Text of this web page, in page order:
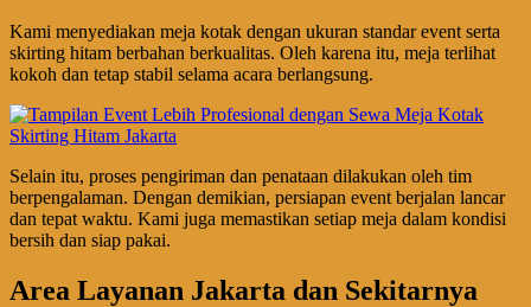
Kami menyediakan meja kotak dengan ukuran standar event serta
skirting hitam berbahan berkualitas. Oleh karena itu, meja terlihat
kokoh dan tetap stabil selama acara berlangsung.
Selain itu, proses pengiriman dan penataan dilakukan oleh tim
berpengalaman. Dengan demikian, persiapan event berjalan lancar
dan tepat waktu. Kami juga memastikan setiap meja dalam kondisi
bersih dan siap pakai.
Area Layanan Jakarta dan Sekitarnya